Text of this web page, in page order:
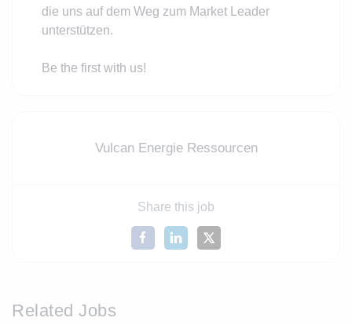
die uns auf dem Weg zum Market Leader
unterstützen.
Be the first with us!
Vulcan Energie Ressourcen
Share this job
Related Jobs